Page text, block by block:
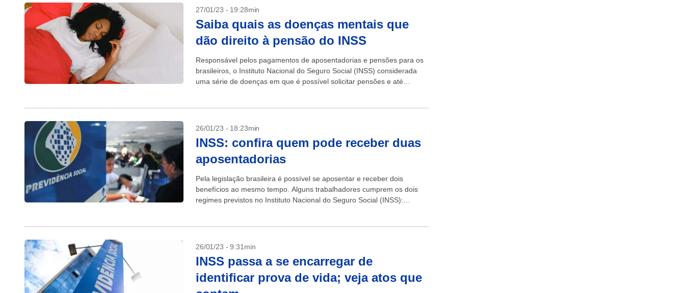
27/01/23 - 19:28min
Saiba quais as doenças mentais que
dão direito à pensão do INSS
Responsável pelos pagamentos de aposentadorias e pensões para os
brasileiros, o Instituto Nacional do Seguro Social (INSS) considerada
uma série de doenças em que é possível solicitar pensões e até
26/01/23 - 18:23min
INSS: confira quem pode receber duas
aposentadorias
Pela legislação brasileira é possível se aposentar e receber dois
benefícios ao mesmo tempo. Alguns trabalhadores cumprem os dois
regimes previstos no Instituto Nacional do Seguro Social (INSS):
26/01/23 - 9:31min
INSS passa a se encarregar de
identificar prova de vida; veja atos que